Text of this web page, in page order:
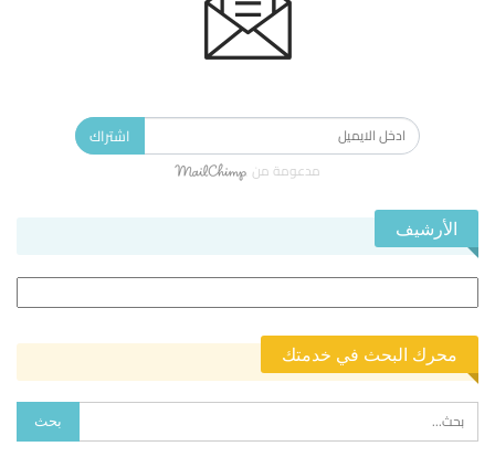
اشتراك
مدعومة من
الأرشيف
محرك البحث في خدمتك